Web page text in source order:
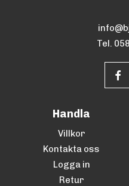
Tel.
Handla
Villkor
Kontakta oss
Logga in
Retur